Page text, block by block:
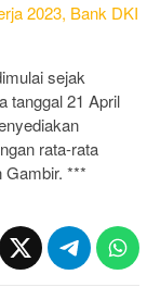
2023, Bank DKI
sejak
tanggal 21 April
rata-rata
Gambir. ***